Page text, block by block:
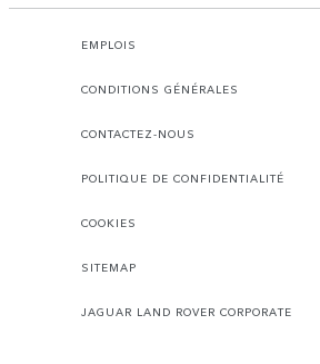
EMPLOIS
CONDITIONS GÉNÉRALES
CONTACTEZ-NOUS
POLITIQUE DE CONFIDENTIALITÉ
COOKIES
SITEMAP
JAGUAR LAND ROVER CORPORATE